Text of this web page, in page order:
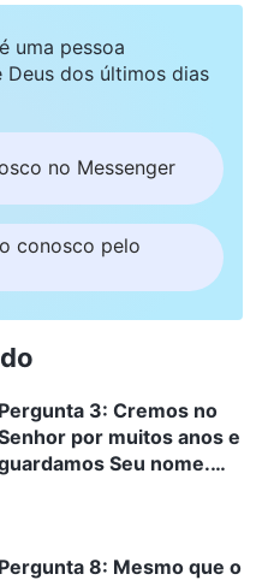
uma pessoa
Deus dos últimos dias
no Messenger
conosco pelo
Pergunta 3: Cremos no
por muitos anos e
Seu nome.
pecados ao Senhor;
Pergunta 8: Mesmo que o